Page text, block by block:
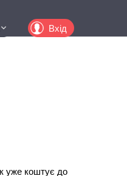
Вхід
уже коштує до